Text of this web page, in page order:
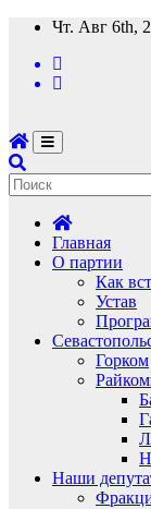
Перейти
содержимому
Чт. Авг 6th,
Главная
О партии
Как
Устав
Горком
Наши